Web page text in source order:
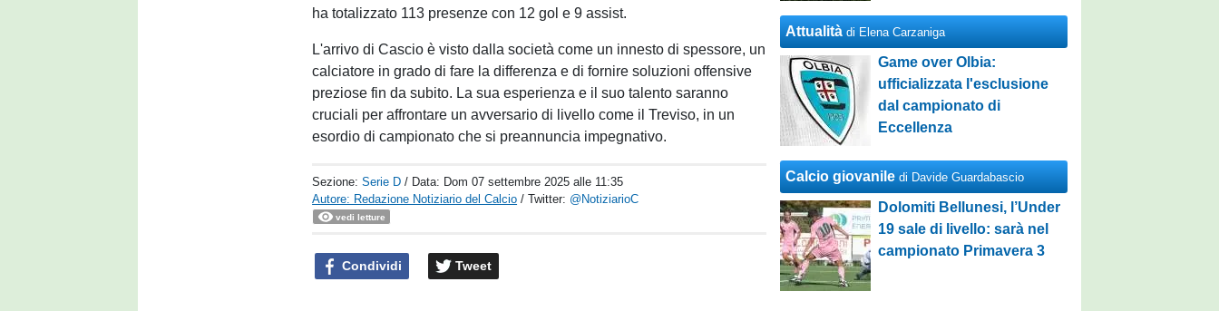
ha totalizzato 113 presenze con 12 gol e 9 assist.
L'arrivo di Cascio è visto dalla società come un innesto di spessore, un
calciatore in grado di fare la differenza e di fornire soluzioni offensive
preziose fin da subito. La sua esperienza e il suo talento saranno
cruciali per affrontare un avversario di livello come il Treviso, in un
esordio di campionato che si preannuncia impegnativo.
Sezione:Serie D / Data: Dom 07 settembre 2025 alle 11:35
Autore: Redazione Notiziario del Calcio / Twitter: @NotiziarioC
vedi letture
Condividi Tweet
Attualità di Elena Carzaniga
Game over Olbia:
ufficializzata l'esclusione
dal campionato di
Eccellenza
Calcio giovanile di Davide Guardabascio
Dolomiti Bellunesi, l’Under
19 sale di livello: sarà nel
campionato Primavera 3